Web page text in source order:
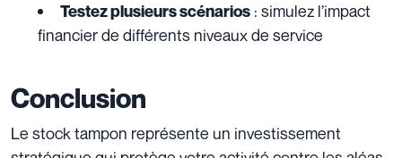
Testez plusieurs scénarios : simulez l’impact
financier de différents niveaux de service
Conclusion
Le stock tampon représente un investissement